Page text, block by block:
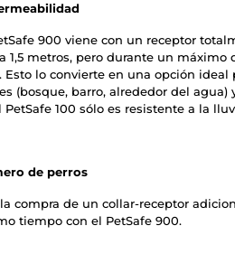
900 viene con un receptor
1,5 metros, pero durante un
Esto lo convierte en una opción
(bosque, barro, alrededor del
100 sólo es resistente a la
de perros
compra de un collar-receptor
tiempo con el PetSafe 900.